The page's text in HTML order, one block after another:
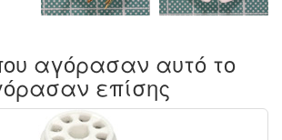
αγόρασαν αυτό το
επίσης